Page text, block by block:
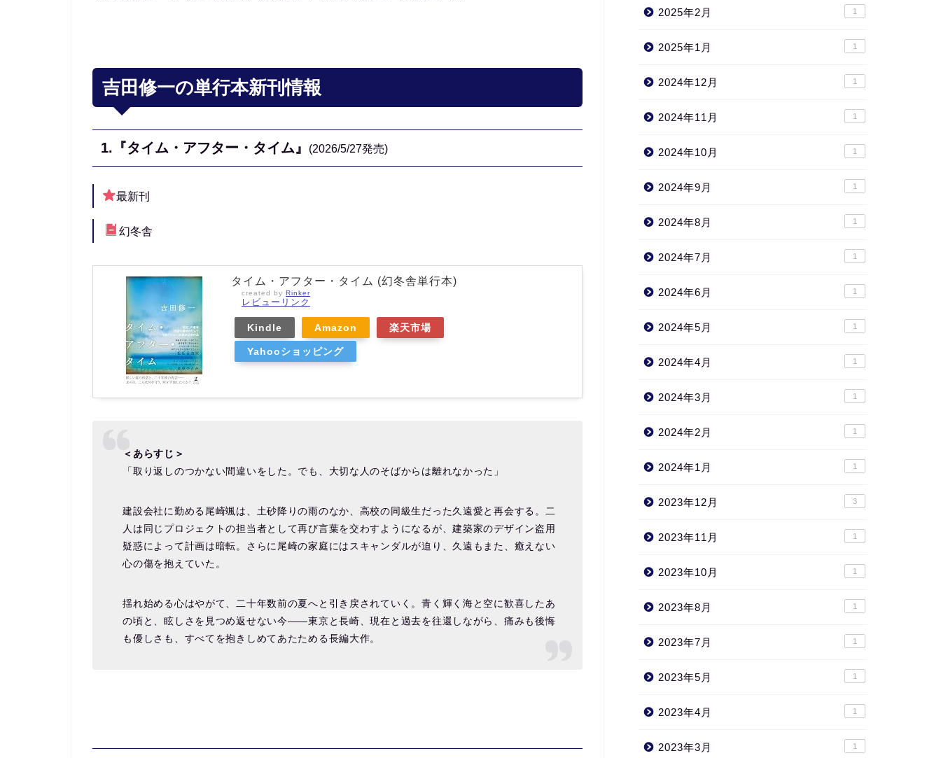
吉田修一の単行本新刊情報
1. 『タイム・アフター・タイム』 (2026/5/27発売)
最新刊
幻冬舎
タイム・アフター・タイム (幻冬舎単行本)
created by Rinker
レビューリンク
Kindle Amazon 楽天市場
Yahooショッピング
＜あらすじ＞
「取り返しのつかない間違いをした。でも、大切な人のそばからは離れなかった」
建設会社に勤める尾崎颯は、土砂降りの雨のなか、高校の同級生だった久遠愛と再会する。二
人は同じプロジェクトの担当者として再び言葉を交わすようになるが、建築家のデザイン盗用
疑惑によって計画は暗転。さらに尾崎の家庭にはスキャンダルが迫り、久遠もまた、癒えない
心の傷を抱えていた。
揺れ始める心はやがて、二十年数前の夏へと引き戻されていく。青く輝く海と空に歓喜したあ
の頃と、眩しさを見つめ返せない今――東京と長崎、現在と過去を往還しながら、痛みも後悔
も優しさも、すべてを抱きしめてあたためる長編大作。
2025年2月 1
2025年1月 1
2024年12月 1
2024年11月 1
2024年10月 1
2024年9月 1
2024年8月 1
2024年7月 1
2024年6月 1
2024年5月 1
2024年4月 1
2024年3月 1
2024年2月 1
2024年1月 1
2023年12月 3
2023年11月 1
2023年10月 1
2023年8月 1
2023年7月 1
2023年5月 1
2023年4月 1
2023年3月 1